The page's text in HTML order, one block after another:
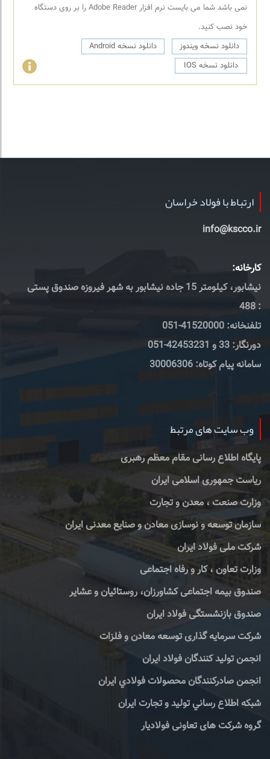
نمی باشد شما می بایست نرم افزار Adobe Reader را بر روی دستگاه
خود نصب کنید.
دانلود نسخه ویندوز
دانلود نسخه Android
دانلود نسخه IOS
ارتباط با فولاد خراسان
info@kscco.ir
کارخانه:
نیشابور، کیلومتر 15 جاده نیشابور به شهر فیروزه صندوق پستی
: 488
تلفنخانه: 41520000-051
دورنگار: 33 و 42453231-051
سامانه پیام کوتاه: 30006306
وب سایت های مرتبط
پایگاه اطلاع رسانی مقام معظم رهبری
ریاست جمهوری اسلامی ایران
وزارت صنعت ، معدن و تجارت
سازمان توسعه و نوسازی معادن و صنایع معدنی ایران
شرکت ملی فولاد ایران
وزارت تعاون ، کار و رفاه اجتماعی
صندوق بیمه اجتماعی کشاورزان، روستائیان و عشایر
صندوق بازنشستگی فولاد ایران
شرکت سرمایه گذاری توسعه معادن و فلزات
انجمن تولید کنندگان فولاد ایران
انجمن صادركنندگان محصولات فولادي ايران
شبكه اطلاع رساني توليد و تجارت ايران
گروه شرکت های تعاونی فولادیار